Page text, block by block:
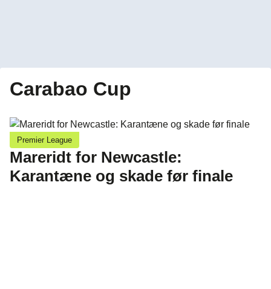
Carabao Cup
Premier League
Mareridt for Newcastle:
Karantæne og skade før finale